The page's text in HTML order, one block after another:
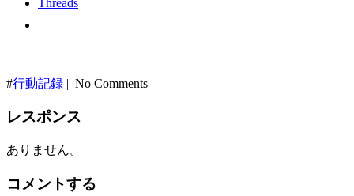
#行動記録 | No Comments
レスポンス
ありません。
コメントする